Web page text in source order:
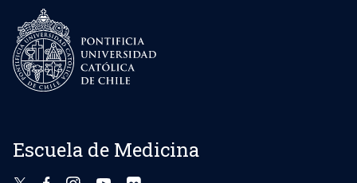
Escuela de Medicina